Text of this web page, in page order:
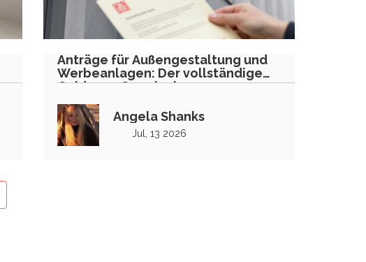
Anträge für Außengestaltung und
Werbeanlagen: Der vollständige
Guide zur Genehmigung
Angela Shanks
Jul, 13 2026